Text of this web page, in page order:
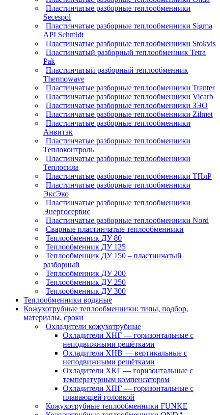
Пластинчатые разборные теплообменники
Secespol
Пластинчатые разборные теплообменники Sigma
API Schmidt
Пластинчатые разборные теплообменники Stokvis
Пластинчатый разборный теплообменник Tetra
Pak
Пластинчатый разборный теплообменник
Thermowave
Пластинчатые разборные теплообменники Tranter
Пластинчатые разборные теплообменники Vicarb
Пластинчатые разборные теплообменники ЗЭО
Пластинчатые разборные теплообменники Zilmet
Пластинчатые разборные теплообменники
Анвитэк
Пластинчатые разборные теплообменники
Теплоконтроль
Пластинчатые разборные теплообменники
Теплосила
Пластинчатые разборные теплообменники ТПлР
Пластинчатые разборные теплообменники
ЭксЭко
Пластинчатые разборные теплообменники
Энергосервис
Пластинчатые разборные теплообменники Nord
Сварные пластинчатые теплообменники
Теплообменник ДУ 80
Теплообменник ДУ 125
Теплообменник ДУ 150 – пластинчатый
разборный
Теплообменник ДУ 200
Теплообменник ДУ 250
Теплообменник ДУ 300
Теплообменники водяные
Кожухотрубные теплообменники: типы, подбор,
материалы, сроки
Охладители кожухотрубные
Охладители ХНГ — горизонтальные с
неподвижными решётками
Охладители ХНВ — вертикальные с
неподвижными решётками
Охладители ХКГ — горизонтальные с
температурным компенсатором
Охладители ХПГ — горизонтальные с
плавающей головкой
Кожухотрубные теплообменники FUNKE